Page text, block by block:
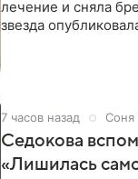
лечение и сняла
звезда
7 часов назад Соня
Седокова
«Лишилась